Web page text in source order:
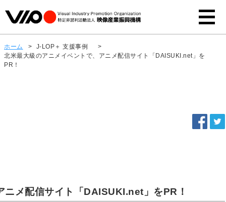
ホーム > J-LOP＋ 支援事例
>
北米最大級のアニメイベントで、アニメ配信サイト「DAISUKI.net」を
PR！
メ配信サイト「DAISUKI.net」をPR！